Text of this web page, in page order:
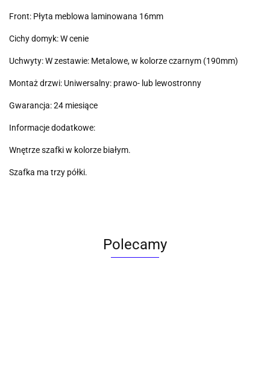
Front: Płyta meblowa laminowana 16mm
Cichy domyk: W cenie
Uchwyty: W zestawie: Metalowe, w kolorze czarnym (190mm)
Montaż drzwi: Uniwersalny: prawo- lub lewostronny
Gwarancja: 24 miesiące
Informacje dodatkowe:
Wnętrze szafki w kolorze białym.
Szafka ma trzy półki.
Polecamy